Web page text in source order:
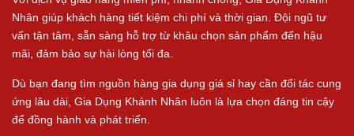
Nhân giúp khách hàng tiết kiệm chi phí và thời gian. Đội ngũ tư
vấn tận tâm, sẵn sàng hỗ trợ từ khâu chọn sản phẩm đến hậu
mãi, đảm bảo sự hài lòng tối đa.
Dù bạn đang tìm nguồn hàng gia dụng giá sỉ hay cần đối tác cung
ứng lâu dài, Gia Dụng Khánh Nhân luôn là lựa chọn đáng tin cậy
để đồng hành và phát triển.